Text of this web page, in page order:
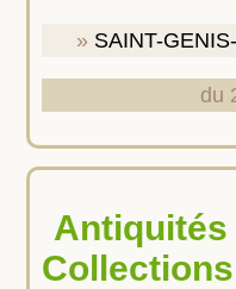
SAINT-
du
Antiquités Brocante
Collections